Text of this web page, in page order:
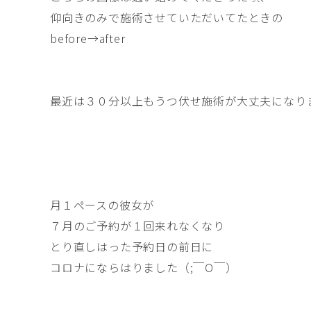
仰向きのみで施術させていただいてたときの
before→after
最近は３０分以上もうつ伏せ施術が大丈夫にな
月１ペースの彼女が
７月のご予約が１回来れなくなり
とり直しはった予約日の前日に
コロナにならはりました（;￣O￣）